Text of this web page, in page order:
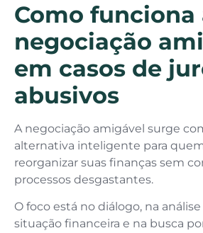
Como funciona
negociação
em casos de
abusivos
A negociação amigável surge
alternativa inteligente para
reorganizar suas finanças sem
processos desgastantes.
O foco está no diálogo, na
situação financeira e na busca